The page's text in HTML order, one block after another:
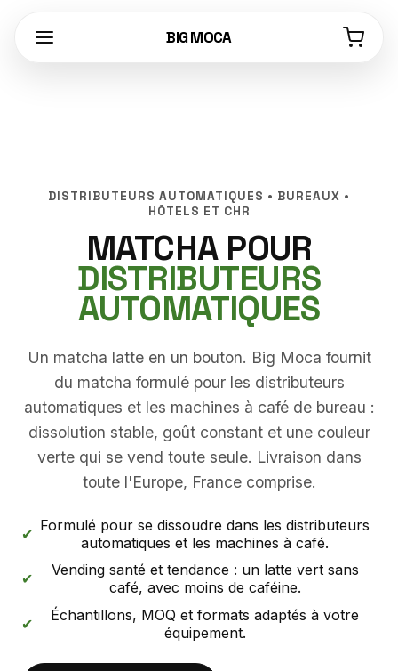
BIG MOCA
DISTRIBUTEURS AUTOMATIQUES • BUREAUX •
HÔTELS ET CHR
MATCHA POUR
DISTRIBUTEURS
AUTOMATIQUES
Un matcha latte en un bouton. Big Moca fournit
du matcha formulé pour les distributeurs
automatiques et les machines à café de bureau :
dissolution stable, goût constant et une couleur
verte qui se vend toute seule. Livraison dans
toute l'Europe, France comprise.
✔ Formulé pour se dissoudre dans les distributeurs
automatiques et les machines à café.
✔
Vending santé et tendance : un latte vert sans
café, avec moins de caféine.
✔
Échantillons, MOQ et formats adaptés à votre
équipement.